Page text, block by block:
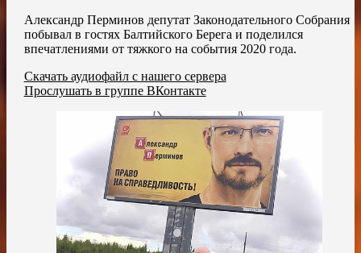
Александр Перминов депутат Законодательного Собрания
побывал в гостях Балтийского Берега и поделился
впечатлениями от тяжкого на события 2020 года.
Скачать аудиофайл с нашего сервера
Прослушать в группе ВКонтакте